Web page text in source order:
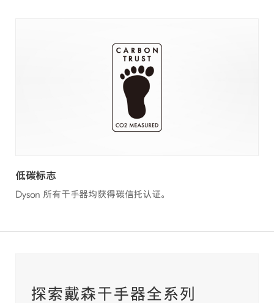
低碳标志
Dyson 所有干手器均获得碳信托认证。
探索戴森干手器全系列